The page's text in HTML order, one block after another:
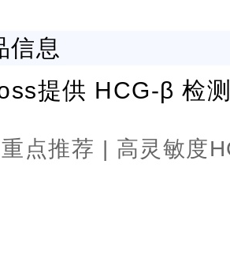
信息
提供 HCG-β 检